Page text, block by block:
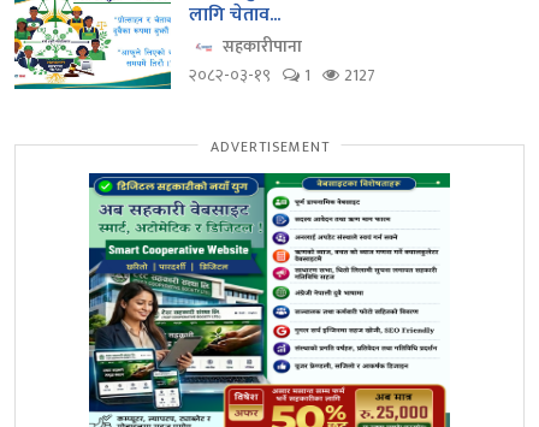
लागि चेताव...
सहकारीपाना
२०८२-०३-१९
1 2127
ADVERTISEMENT